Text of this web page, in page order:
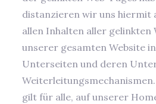
distanzieren wir uns hiermit
allen Inhalten aller gelinkten
unserer gesamten Website
Unterseiten und deren
gilt für alle, auf unserer